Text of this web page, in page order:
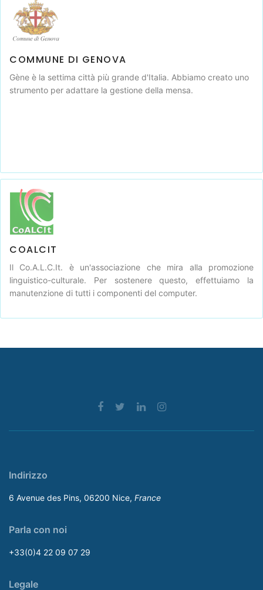
COMMUNE DI GENOVA
Gène è la settima città più grande d'Italia. Abbiamo creato uno
strumento per adattare la gestione della mensa.
COALCIT
Il Co.A.L.C.It. è un'associazione che mira alla promozione
linguistico-culturale. Per sostenere questo, effettuiamo la
manutenzione di tutti i componenti del computer.
Indirizzo
6 Avenue des Pins, 06200 Nice, France
Parla con noi
+33(0)4 22 09 07 29
Legale